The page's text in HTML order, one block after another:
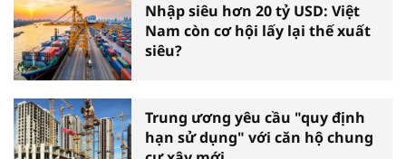
Nhập siêu hơn 20 tỷ USD: Việt
Nam còn cơ hội lấy lại thế xuất
siêu?
Trung ương yêu cầu "quy định
hạn sử dụng" với căn hộ chung